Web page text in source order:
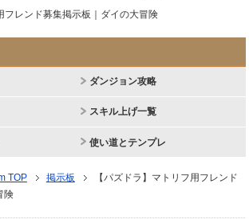
フレンド募集掲示板｜ダイの大冒険
ダンジョン攻略
スキル上げ一覧
使い道とテンプレ
TOP 掲示板
【パズドラ】マトリフ用フレンド
険